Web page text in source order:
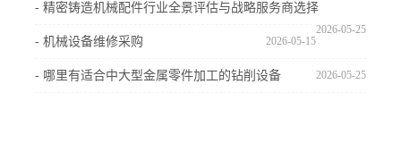
- 精密铸造机械配件行业全景评估与战略服务商选择
2026-05-25
- 机械设备维修采购 2026-05-15
- 哪里有适合中大型金属零件加工的钻削设备 2026-05-25